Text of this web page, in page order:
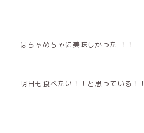
はちゃめちゃに美味しかった ！！
明日も食べたい！！と思っている！！